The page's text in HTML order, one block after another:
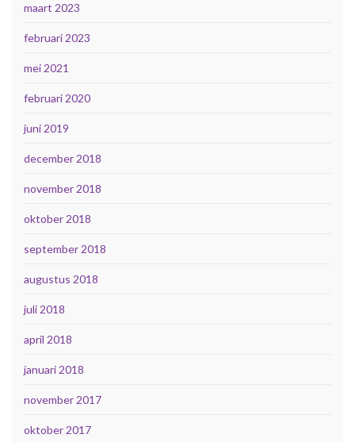
maart 2023
februari 2023
mei 2021
februari 2020
juni 2019
december 2018
november 2018
oktober 2018
september 2018
augustus 2018
juli 2018
april 2018
januari 2018
november 2017
oktober 2017